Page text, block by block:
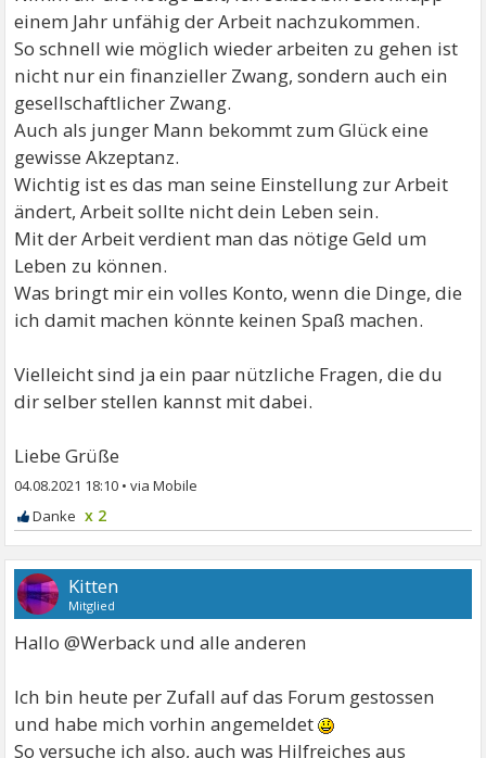
einem Jahr unfähig der Arbeit nachzukommen.
So schnell wie möglich wieder arbeiten zu gehen ist
nicht nur ein finanzieller Zwang, sondern auch ein
gesellschaftlicher Zwang.
Auch als junger Mann bekommt zum Glück eine
gewisse Akzeptanz.
Wichtig ist es das man seine Einstellung zur Arbeit
ändert, Arbeit sollte nicht dein Leben sein.
Mit der Arbeit verdient man das nötige Geld um
Leben zu können.
Was bringt mir ein volles Konto, wenn die Dinge, die
ich damit machen könnte keinen Spaß machen.
Vielleicht sind ja ein paar nützliche Fragen, die du
dir selber stellen kannst mit dabei.
Liebe Grüße
04.08.2021 18:10 •
x 2
Kitten
Mitglied
Hallo @Werback und alle anderen
Ich bin heute per Zufall auf das Forum gestossen
und habe mich vorhin angemeldet
So versuche ich also, auch was Hilfreiches aus